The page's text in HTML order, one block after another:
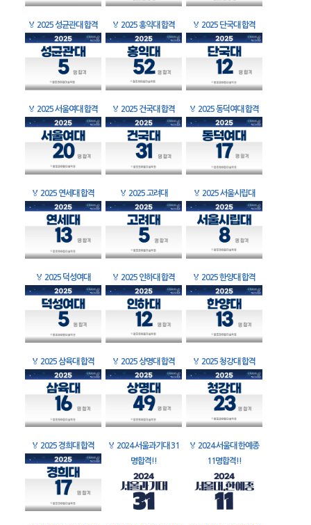
🏅 2025 성균관대 합격 🏅 2025 홍익대 합격 🏅 2025 단국대 합격
🏅 2025 서울여대 합격 🏅 2025 건국대 합격 🏅 2025 동덕여대 합격
🏅 2025 연세대 합격 🏅 2025 고려대 🏅 2025 서울시립대
🏅 2025 덕성여대 🏅 2025 인하대 합격 🏅 2025 한양대 합격
🏅 2025 삼육대 합격 🏅 2025 상명대 합격 🏅 2025 청강대 합격
🏅 2025 경희대 합격 🏅 2024 서울과기대 31
명합격!!
🏅 2024 서울대 한예종
11명합격!!